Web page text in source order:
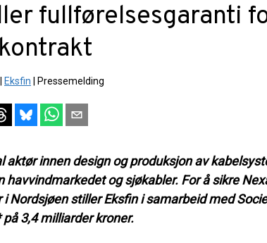
fullførelsesgaranti
Eksfin Pressemelding
aktør innen design og produksjon av
havvindmarkedet og sjøkabler. For å sikre
i Nordsjøen stiller Eksfin i samarbeid med
3,4 milliarder kroner.